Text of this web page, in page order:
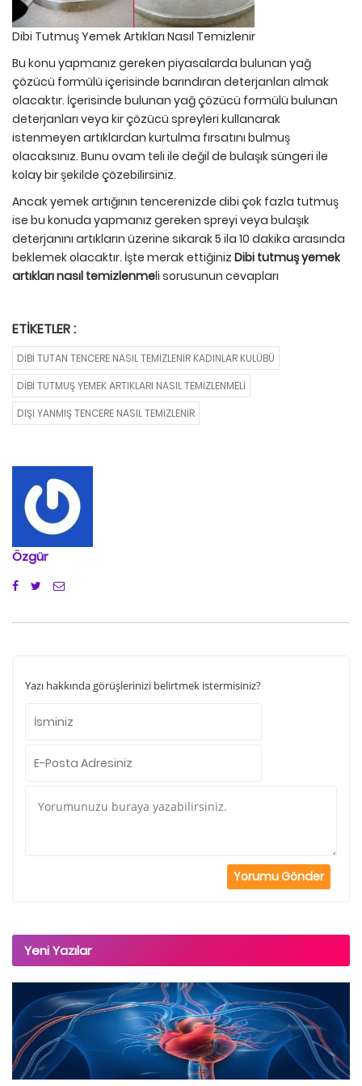
Dibi Tutmuş Yemek Artıkları Nasıl Temizlenir
Bu konu yapmanız gereken piyasalarda bulunan yağ
çözücü formülü içerisinde barındıran deterjanları almak
olacaktır. İçerisinde bulunan yağ çözücü formülü bulunan
deterjanları veya kir çözücü spreyleri kullanarak
istenmeyen artıklardan kurtulma fırsatını bulmuş
olacaksınız. Bunu ovam teli ile değil de bulaşık süngeri ile
kolay bir şekilde çözebilirsiniz.
Ancak yemek artığının tencerenizde dibi çok fazla tutmuş
ise bu konuda yapmanız gereken spreyi veya bulaşık
deterjanını artıkların üzerine sıkarak 5 ila 10 dakika arasında
beklemek olacaktır. İşte merak ettiğiniz Dibi tutmuş yemek
artıkları nasıl temizlenmeli sorusunun cevapları
ETIKETLER :
DIBI TUTAN TENCERE NASIL TEMIZLENIR KADINLAR KULÜBÜ
DIBI TUTMUŞ YEMEK ARTIKLARI NASIL TEMIZLENMELI
DIŞI YANMIŞ TENCERE NASIL TEMIZLENIR
Özgür
Yazı hakkında görüşlerinizi belirtmek istermisiniz?
Yeni Yazılar